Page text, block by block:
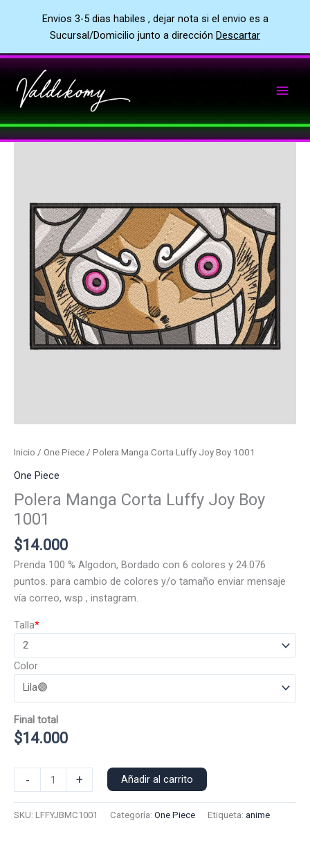
Envios 3-5 dias habiles , dejar nota si el envio es a
Sucursal/Domicilio junto a dirección Descartar
al
contenido
Inicio / One Piece / Polera Manga Corta Luffy Joy Boy 1001
One Piece
Polera Manga Corta Luffy Joy Boy
1001
$14.000
Prenda 100 % Algodon, Bordado con 6 colores y 24.076
puntos. para cambio de colores y/o tamaño enviar mensaje
vía correo, wsp , instagram.
*
Talla
Color
Final total
$14.000
-
Manga
+ Añadir al carrito
SKU: LFFYJBMC1001 Categoría: One Piece Etiqueta: anime